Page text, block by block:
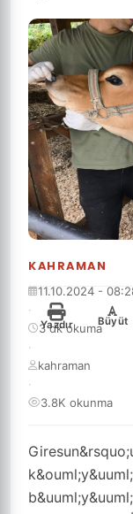
KAHRAMAN
11.10.2024 -
·
3 dk okuma
·
kahraman
·
3.8K okunma
Yazdır
+
Büyüt